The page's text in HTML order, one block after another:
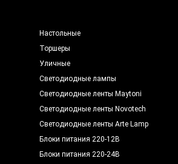
Настольные
Торшеры
Уличные
Светодиодные лампы
Светодиодные ленты Maytoni
Светодиодные ленты Novotech
Светодиодные ленты Arte Lamp
Блоки питания 220-12В
Блоки питания 220-24В